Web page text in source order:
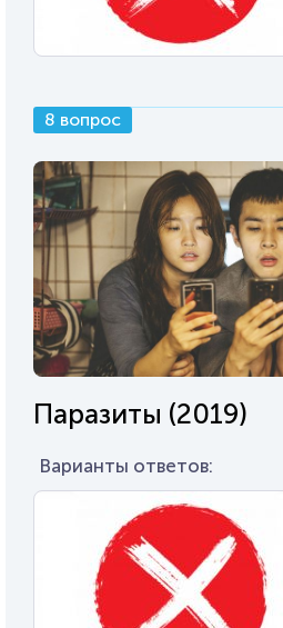
8 вопрос
Паразиты (2019)
Варианты ответов: